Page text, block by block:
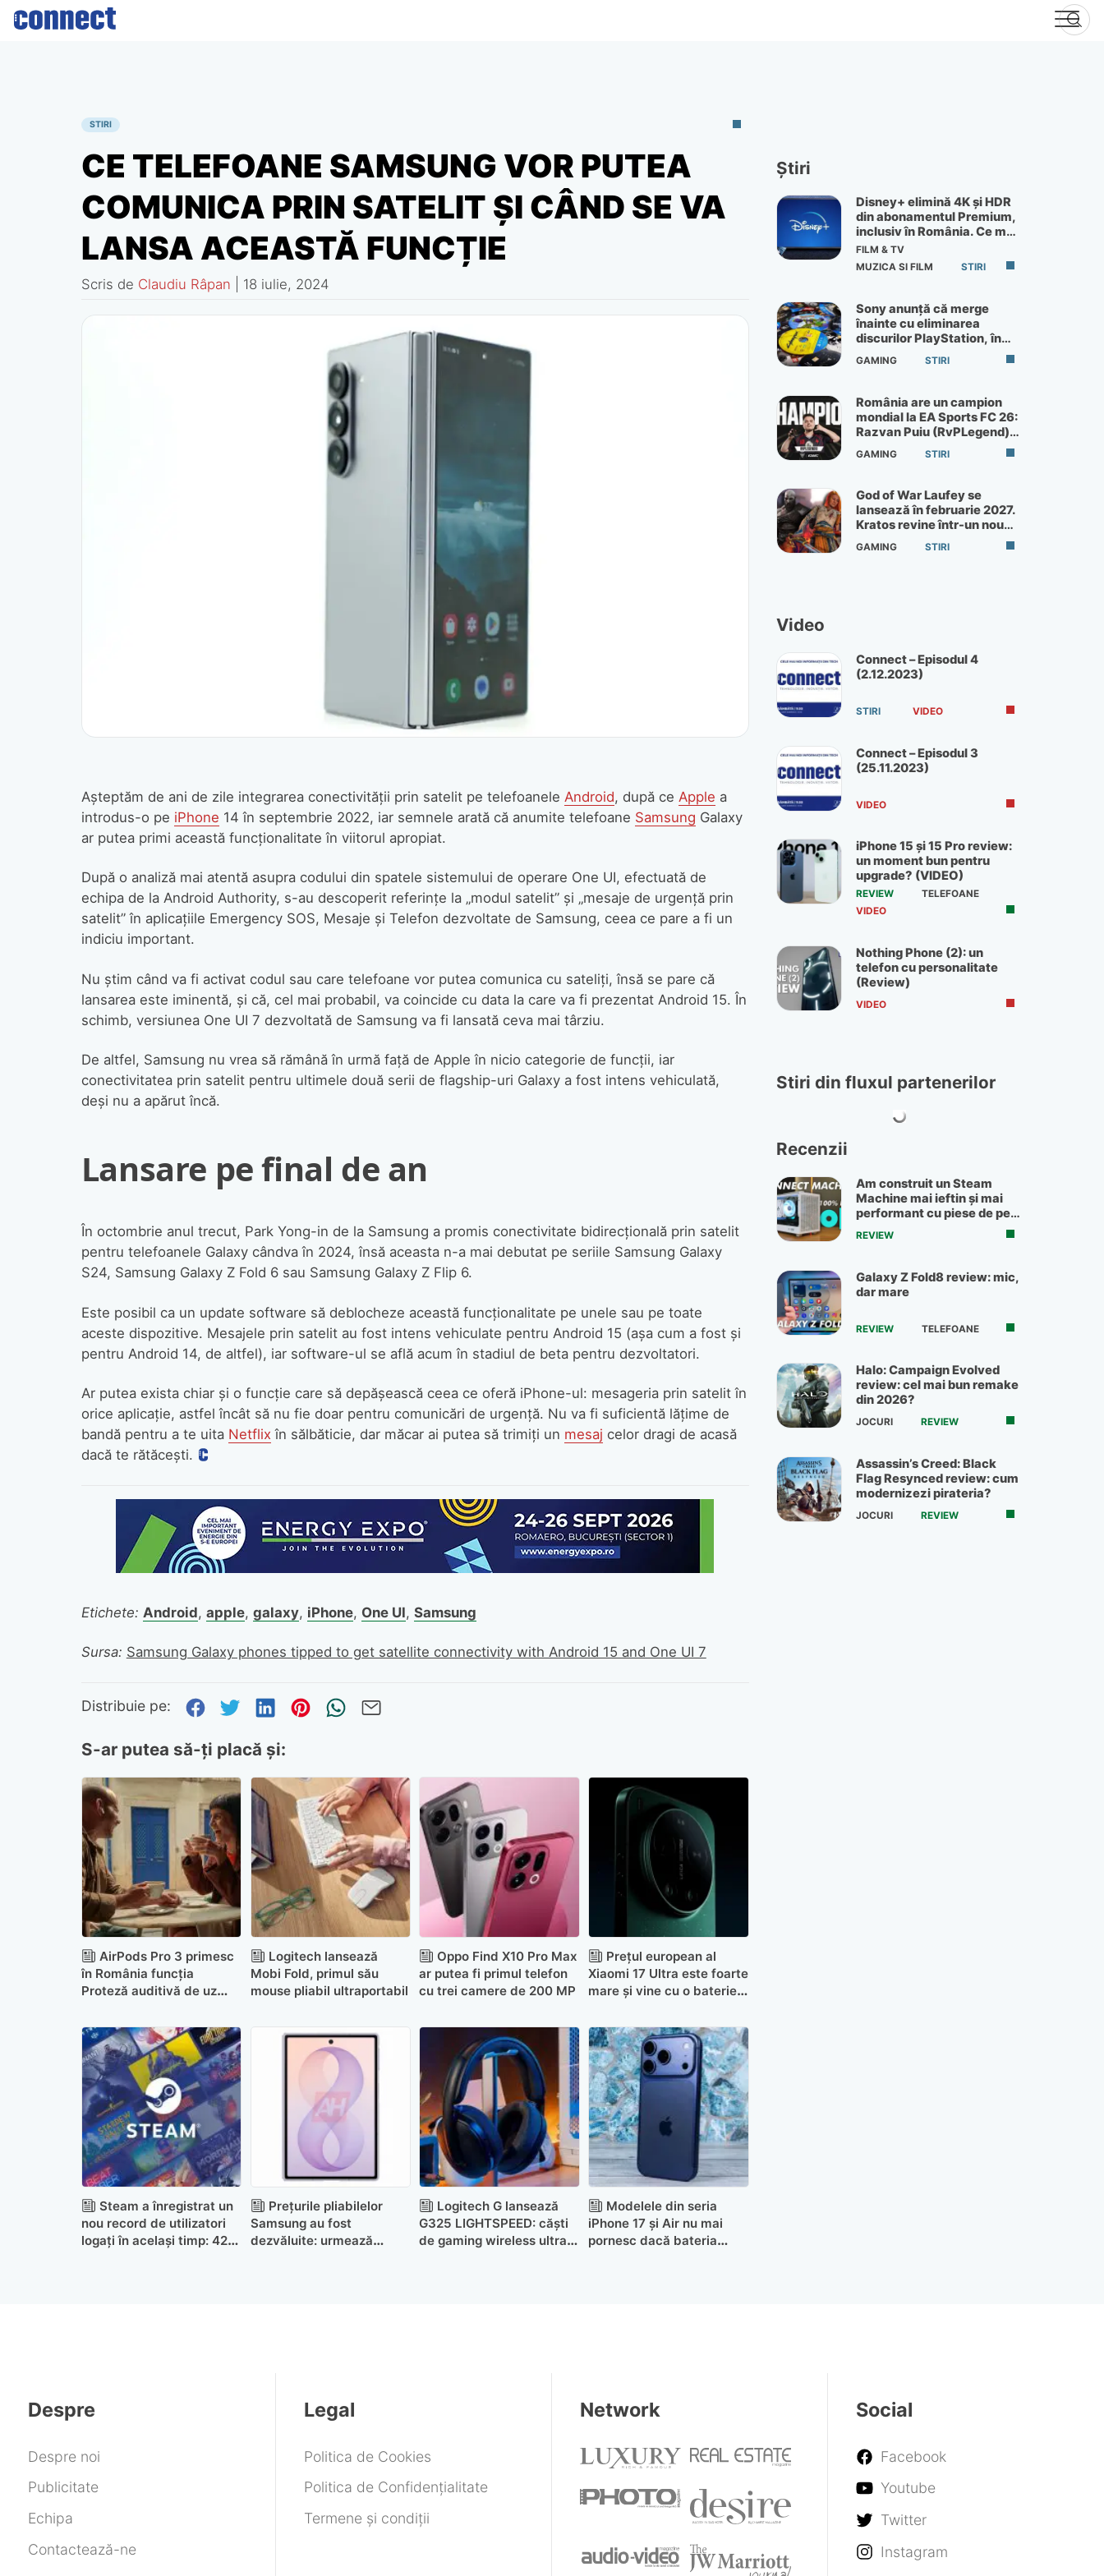
Skip
STIRI
CE TELEFOANE SAMSUNG VOR PUTEA
COMUNICA PRIN SATELIT ȘI CÂND SE VA
LANSA ACEASTĂ FUNCȚIE
Scris de Claudiu Râpan 18 iulie, 2024
Așteptăm de ani de zile integrarea conectivității prin satelit pe telefoanele Android, după ce Apple a
introdus-o pe iPhone 14 în septembrie 2022, iar semnele arată că anumite telefoane Samsung Galaxy
ar putea primi această funcționalitate în viitorul apropiat.
După o analiză mai atentă asupra codului din spatele sistemului de operare One UI, efectuată de
echipa de la Android Authority, s-au descoperit referințe la „modul satelit” și „mesaje de urgență prin
satelit” în aplicațiile Emergency SOS, Mesaje și Telefon dezvoltate de Samsung, ceea ce pare a fi un
indiciu important.
Nu știm când va fi activat codul sau care telefoane vor putea comunica cu sateliți, însă se pare că
lansarea este iminentă, și că, cel mai probabil, va coincide cu data la care va fi prezentat Android 15. În
schimb, versiunea One UI 7 dezvoltată de Samsung va fi lansată ceva mai târziu.
De altfel, Samsung nu vrea să rămână în urmă față de Apple în nicio categorie de funcții, iar
conectivitatea prin satelit pentru ultimele două serii de flagship-uri Galaxy a fost intens vehiculată,
deși nu a apărut încă.
Lansare pe final de an
În octombrie anul trecut, Park Yong-in de la Samsung a promis conectivitate bidirecțională prin satelit
pentru telefoanele Galaxy cândva în 2024, însă aceasta n-a mai debutat pe seriile Samsung Galaxy
S24, Samsung Galaxy Z Fold 6 sau Samsung Galaxy Z Flip 6.
Este posibil ca un update software să deblocheze această funcționalitate pe unele sau pe toate
aceste dispozitive. Mesajele prin satelit au fost intens vehiculate pentru Android 15 (așa cum a fost și
pentru Android 14, de altfel), iar software-ul se află acum în stadiul de beta pentru dezvoltatori.
Ar putea exista chiar și o funcție care să depășească ceea ce oferă iPhone-ul: mesageria prin satelit în
orice aplicație, astfel încât să nu fie doar pentru comunicări de urgență. Nu va fi suficientă lățime de
bandă pentru a te uita Netflix în sălbăticie, dar măcar ai putea să trimiți un mesaj celor dragi de acasă
dacă te rătăcești.
Etichete: Android, apple, galaxy, iPhone, One UI, Samsung
Sursa: Samsung Galaxy phones tipped to get satellite connectivity with Android 15 and One UI 7
Distribuie pe: Distribuie pe Facebook
Distribuie pe Twitter
Distribuie pe LinkedIn
Distribuie pe Pinterest
Trimite prin whatsapp
S-ar putea să-ți placă și:
AirPods Pro 3 primesc
în România funcția
Proteză auditivă de uz
Logitech lansează
Mobi Fold, primul său
mouse pliabil ultraportabil
Oppo Find X10 Pro Max
ar putea fi primul telefon
cu trei camere de 200 MP
Prețul european al
Xiaomi 17 Ultra este foarte
mare și vine cu o baterie
Steam a înregistrat un
nou record de utilizatori
logați în același timp: 42
Prețurile pliabilelor
Samsung au fost
dezvăluite: urmează
Logitech G lansează
G325 LIGHTSPEED: căști
de gaming wireless ultra-
Modelele din seria
iPhone 17 și Air nu mai
pornesc dacă bateria
Știri
Disney+ elimină 4K și HDR
din abonamentul Premium,
inclusiv în România. Ce mai
primești de 60 lei pe lună
FILM & TV
MUZICA SI FILM
STIRI
Sony anunță că merge
înainte cu eliminarea
discurilor PlayStation, în
ciuda protestelor
GAMING STIRI
România are un campion
mondial la EA Sports FC 26:
Razvan Puiu (RvPLegend)
câștigă turneul de la Paris
GAMING STIRI
God of War Laufey se
lansează în februarie 2027.
Kratos revine într-un nou
God of War
GAMING STIRI
Video
Connect – Episodul 4
(2.12.2023)
STIRI VIDEO
Connect – Episodul 3
(25.11.2023)
VIDEO
iPhone 15 și 15 Pro review:
un moment bun pentru
upgrade? (VIDEO)
REVIEW
TELEFOANE
VIDEO
Nothing Phone (2): un
telefon cu personalitate
(Review)
VIDEO
Stiri din fluxul partenerilor
Recenzii
Am construit un Steam
Machine mai ieftin și mai
performant cu piese de pe
OLX
REVIEW
Galaxy Z Fold8 review: mic,
dar mare
REVIEW TELEFOANE
Halo: Campaign Evolved
review: cel mai bun remake
din 2026?
JOCURI REVIEW
Assassin’s Creed: Black
Flag Resynced review: cum
modernizezi pirateria?
JOCURI REVIEW
Despre
Despre noi
Publicitate
Echipa
Contactează-ne
Legal
Politica de Cookies
Politica de Confidențialitate
Termene și condiții
Network Social
Facebook
Youtube
Twitter
Instagram